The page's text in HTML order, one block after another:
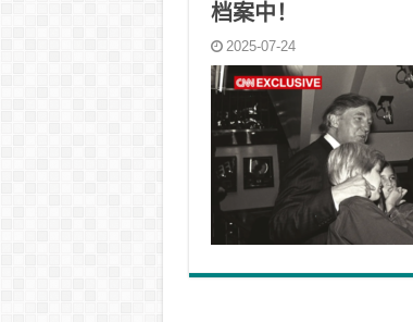
档案中！
2025-07-24